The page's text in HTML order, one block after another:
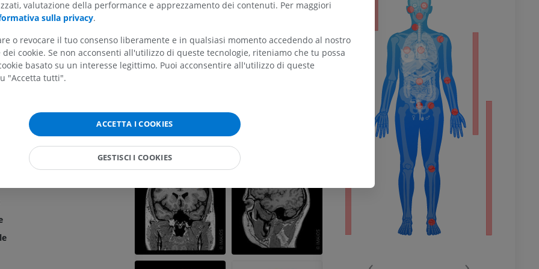
frontale superiore
precentrale
paracentrale anteriore
retta
orbitarie
RMN dell'arto superiore
RM
RMN della spalla
RM
RMN del polso
RMN del gomito
Arto inferiore
Radiografia dell’arto
inferiore
RMN dell’arto inferiore
RM
PREMIUM
RM
PREMIUM
RMN del ginocchio
RM
valutazione della performance e apprezzamento dei contenuti. Per maggiori
sulla privacy.
o revocare il tuo consenso liberamente e in qualsiasi momento accedendo al nostro
cookie. Se non acconsenti all'utilizzo di queste tecnologie, riteniamo che tu possa
basato su un interesse legittimo. Puoi acconsentire all'utilizzo di queste
"Accetta tutti".
ACCETTA I COOKIES
GESTISCI I COOKIES